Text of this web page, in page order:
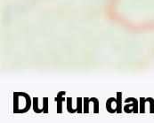
Du fun